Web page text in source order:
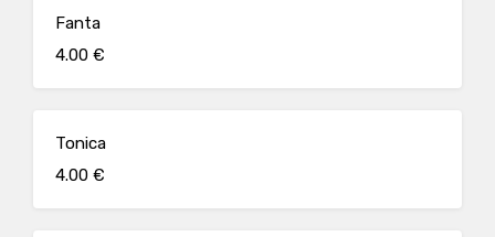
Fanta
4.00 €
Tonica
4.00 €